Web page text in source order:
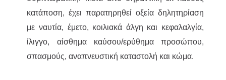
κατάποση, έχει παρατηρηθεί οξεία δηλητηρίαση
με ναυτία, έμετο, κοιλιακά άλγη και κεφαλαλγία,
ίλιγγο, αίσθημα καύσου/ερύθημα προσώπου,
σπασμούς, αναπνευστική καταστολή και κώμα.